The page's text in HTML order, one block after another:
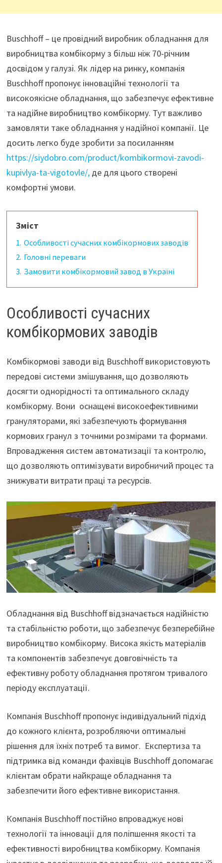
Buschhoff – це провідний виробник обладнання для
виробництва комбікорму з більш ніж 70-річним
досвідом у галузі. Як лідер на ринку, компанія
Buschhoff пропонує інноваційні технології та
високоякісне обладнання, що забезпечує ефективне
та надійне виробництво комбікорму. Тут важливо
замовляти таке обладнання у надійної компанії. Це
досить легко буде зробити за посиланням
https://siydobro.com/product/kombikormovi-zavodi-
kupivlya-ta-vigotovle/,де для цього створені
комфортні умови.
Зміст
1. Особливості сучасних комбікормових заводів
2. Головні переваги
3. Замовити комбікормовий завод в Україні
Особливості сучасних
комбікормових заводів
Комбікормові заводи від Buschhoff використовують
передові системи змішування, що дозволяють
досягти однорідності та оптимального складу
комбікорму. Вони оснащені високоефективними
грануляторами, які забезпечують формування
кормових гранул з точними розмірами та формами.
Впровадження систем автоматизації та контролю,
що дозволяють оптимізувати виробничий процес та
знижувати витрати праці та ресурсів.
Обладнання від Buschhoff відзначається надійністю
та стабільністю роботи, що забезпечує безперебійне
виробництво комбікорму. Висока якість матеріалів
та компонентів забезпечує довговічність та
ефективну роботу обладнання протягом тривалого
періоду експлуатації.
Компанія Buschhoff пропонує індивідуальний підхід
до кожного клієнта, розробляючи оптимальні
рішення для їхніх потреб та вимог. Експертиза та
підтримка від команди фахівців Buschhoff допомагає
клієнтам обрати найкраще обладнання та
забезпечити його ефективне використання.
Компанія Buschhoff постійно впроваджує нові
технології та інновації для поліпшення якості та
ефективності виробництва комбікорму. Компанія